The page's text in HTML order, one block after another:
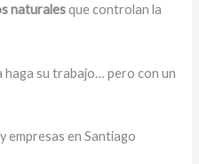
naturalesque controlan la
haga su trabajo… pero con un
empresas en Santiago